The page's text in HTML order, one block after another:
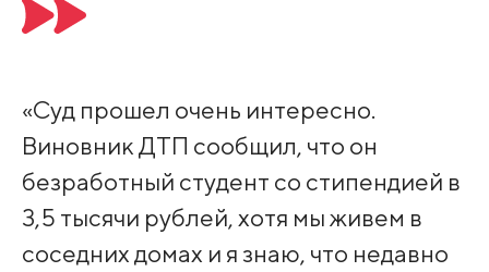
«Суд прошел очень интересно.
Виновник ДТП сообщил, что он
безработный студент со стипендией в
3,5 тысячи рублей, хотя мы живем в
соседних домах и я знаю, что недавно